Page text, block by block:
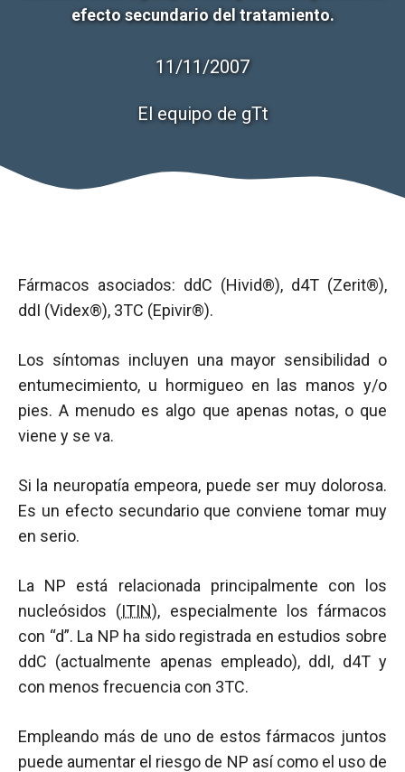
efecto secundario del tratamiento.
11/11/2007
El equipo de gTt
Fármacos asociados: ddC (Hivid®), d4T (Zerit®),
ddI (Videx®), 3TC (Epivir®).
Los síntomas incluyen una mayor sensibilidad o
entumecimiento, u hormigueo en las manos y/o
pies. A menudo es algo que apenas notas, o que
viene y se va.
Si la neuropatía empeora, puede ser muy dolorosa.
Es un efecto secundario que conviene tomar muy
en serio.
La NP está relacionada principalmente con los
nucleósidos (ITIN), especialmente los fármacos
con “d”. La NP ha sido registrada en estudios sobre
ddC (actualmente apenas empleado), ddI, d4T y
con menos frecuencia con 3TC.
Empleando más de uno de estos fármacos juntos
puede aumentar el riesgo de NP así como el uso de